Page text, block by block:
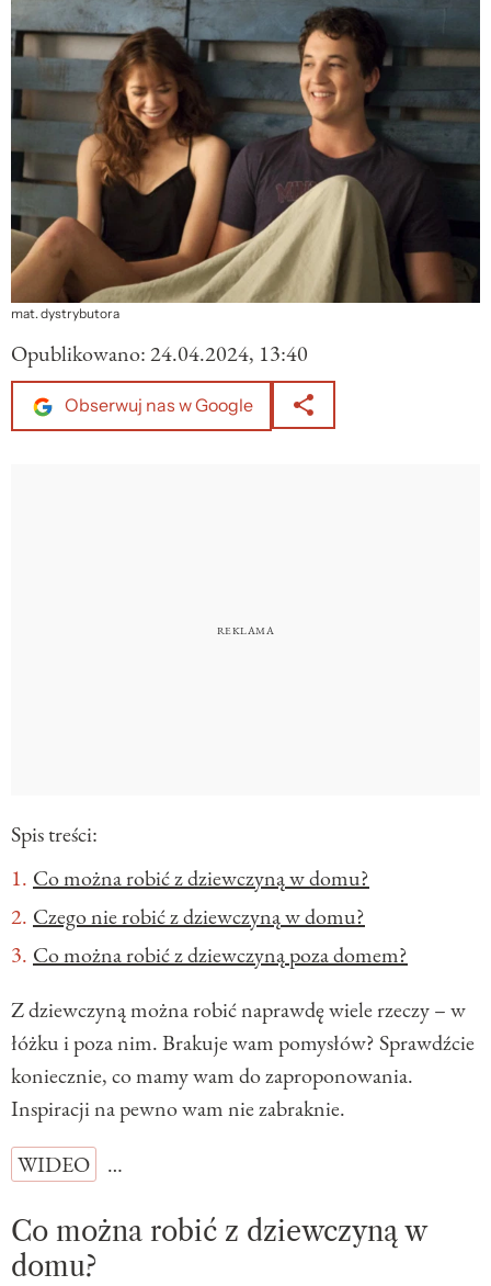
mat. dystrybutora
Opublikowano:24.04.2024, 13:40
Obserwuj nas w Google
Spis treści:
Co można robić z dziewczyną w domu?
Czego nie robić z dziewczyną w domu?
Co można robić z dziewczyną poza domem?
Z dziewczyną można robić naprawdę wiele rzeczy – w
łóżku i poza nim. Brakuje wam pomysłów? Sprawdźcie
koniecznie, co mamy wam do zaproponowania.
Inspiracji na pewno wam nie zabraknie.
WIDEO
…
Co można robić z dziewczyną w
domu?